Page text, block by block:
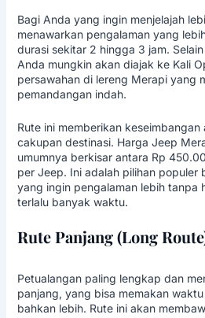
Bagi Anda yang ingin menjelajah
menawarkan pengalaman yang
durasi sekitar 2 hingga 3 jam.
Anda mungkin akan diajak ke Kali
persawahan di lereng Merapi yang
pemandangan indah.
Rute ini memberikan
cakupan destinasi. Harga Jeep
umumnya berkisar antara Rp
per Jeep. Ini adalah pilihan populer
yang ingin pengalaman lebih tanpa
terlalu banyak waktu.
Rute Panjang (Long
Petualangan paling lengkap dan
panjang, yang bisa memakan
bahkan lebih. Rute ini akan